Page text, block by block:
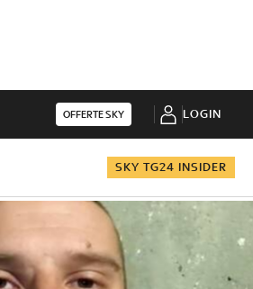
OFFERTE SKY LOGIN
SKY TG24 INSIDER